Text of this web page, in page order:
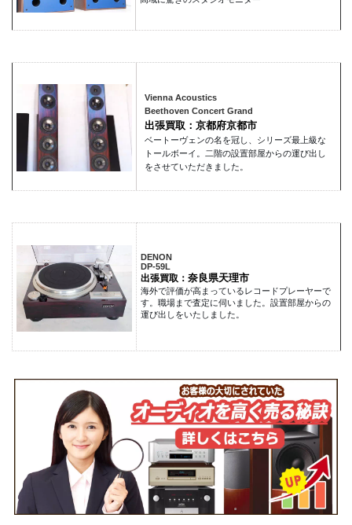
Vienna Acoustics
Beethoven Concert Grand
出張買取：京都府京都市
ベートーヴェンの名を冠し、シリーズ最上級な
トールボーイ。二階の設置部屋からの運び出し
をさせていただきました。
DENON
DP-59L
出張買取： 奈良県天理市
海外で評価が高まっているレコードプレーヤーで
す。職場まで査定に伺いました。設置部屋からの
運び出しをいたしました。